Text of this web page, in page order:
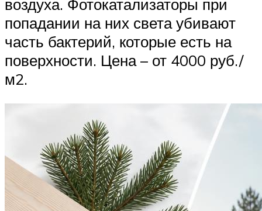
воздуха. Фотокатализаторы при
попадании на них света убивают
часть бактерий, которые есть на
поверхности. Цена – от 4000 руб./
м2.